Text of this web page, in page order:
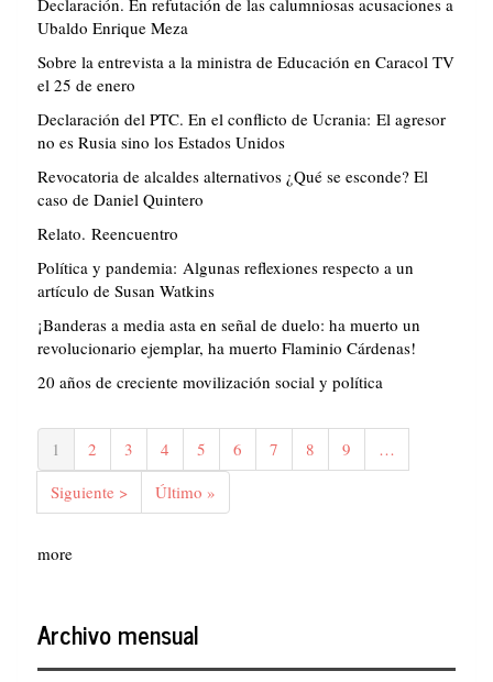
Ubaldo Enrique Meza
Sobre la entrevista a la ministra de Educación en Caracol TV
el 25 de enero
Declaración del PTC. En el conflicto de Ucrania: El agresor
no es Rusia sino los Estados Unidos
Revocatoria de alcaldes alternativos ¿Qué se esconde? El
caso de Daniel Quintero
Relato. Reencuentro
Política y pandemia: Algunas reflexiones respecto a un
artículo de Susan Watkins
¡Banderas a media asta en señal de duelo: ha muerto un
revolucionario ejemplar, ha muerto Flaminio Cárdenas!
20 años de creciente movilización social y política
Paginación
Página
actual
1 Página
2 Página
3 Página
4 Página
5 Página
6 Página
7 Página
8 Página
9
…
Siguiente
página
Siguiente >
Última
página
Último »
more
Archivo mensual